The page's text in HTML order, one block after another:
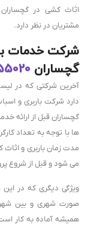
اثاث کشی در
مشتریان در نظر دارد.
شرکت خدمات
گچساران
آخرین شرکتی که در
دارد شرکت باربری و
گچساران قبل از ارائه
ها با توجه به تعداد
مدت زمان باربری و
می شود و قبل از شروع
ویژگی دیگری که در
صورت شهری و بین
همیشه آماده به کار